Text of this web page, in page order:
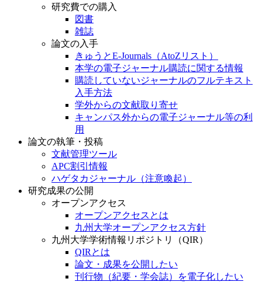
研究費での購入
図書
雑誌
論文の入手
きゅうとE-Journals（AtoZリスト）
本学の電子ジャーナル購読に関する情報
購読していないジャーナルのフルテキスト
入手方法
学外からの文献取り寄せ
キャンパス外からの電子ジャーナル等の利
用
論文の執筆・投稿
文献管理ツール
APC割引情報
ハゲタカジャーナル（注意喚起）
研究成果の公開
オープンアクセス
オープンアクセスとは
九州大学オープンアクセス方針
九州大学学術情報リポジトリ（QIR）
QIRとは
論文・成果を公開したい
刊行物（紀要・学会誌）を電子化したい